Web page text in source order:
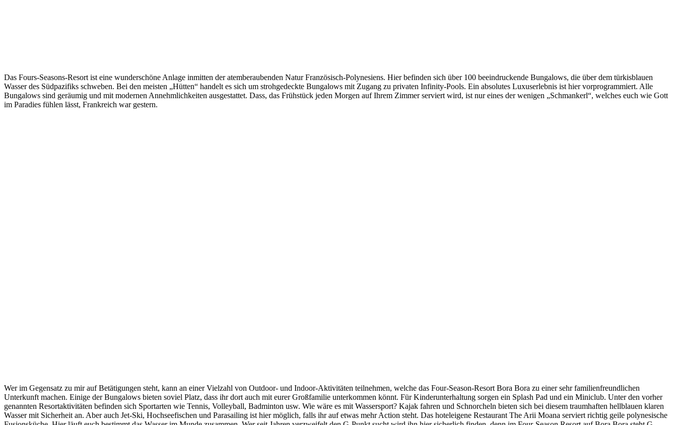
Das Fours-Seasons-Resort ist eine wunderschöne Anlage inmitten der atemberaubenden Natur Französisch-Polynesiens. Hier befinden sich über 100 beeindruckende Bungalows, die über dem türkisblauen
Wasser des Südpazifiks schweben. Bei den meisten „Hütten“ handelt es sich um strohgedeckte Bungalows mit Zugang zu privaten Infinity-Pools. Ein absolutes Luxuserlebnis ist hier vorprogrammiert. Alle
Bungalows sind geräumig und mit modernen Annehmlichkeiten ausgestattet. Dass, das Frühstück jeden Morgen auf Ihrem Zimmer serviert wird, ist nur eines der wenigen „Schmankerl“, welches euch wie Gott
im Paradies fühlen lässt, Frankreich war gestern.
Wer im Gegensatz zu mir auf Betätigungen steht, kann an einer Vielzahl von Outdoor- und Indoor-Aktivitäten teilnehmen, welche das Four-Season-Resort Bora Bora zu einer sehr familienfreundlichen
Unterkunft machen. Einige der Bungalows bieten soviel Platz, dass ihr dort auch mit eurer Großfamilie unterkommen könnt. Für Kinderunterhaltung sorgen ein Splash Pad und ein Miniclub. Unter den vorher
genannten Resortaktivitäten befinden sich Sportarten wie Tennis, Volleyball, Badminton usw. Wie wäre es mit Wassersport? Kajak fahren und Schnorcheln bieten sich bei diesem traumhaften hellblauen klaren
Wasser mit Sicherheit an. Aber auch Jet-Ski, Hochseefischen und Parasailing ist hier möglich, falls ihr auf etwas mehr Action steht. Das hoteleigene Restaurant The Arii Moana serviert richtig geile polynesische